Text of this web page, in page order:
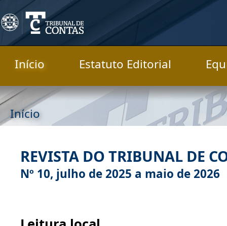
Início Estatuto Editorial
Início
REVISTA DO TRIBUNAL DE
Nº 10, julho de 2025 a maio de 2026